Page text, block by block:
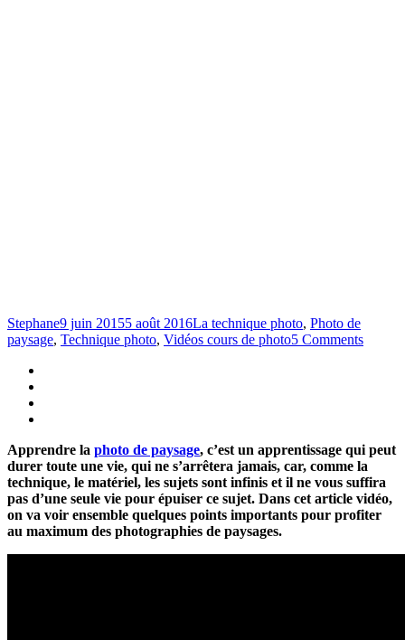
Stephane9 juin 20155 août 2016La technique photo, Photo de
paysage, Technique photo, Vidéos cours de photo5 Comments
Apprendre la photo de paysage, c’est un apprentissage qui peut
durer toute une vie, qui ne s’arrêtera jamais, car, comme la
technique, le matériel, les sujets sont infinis et il ne vous suffira
pas d’une seule vie pour épuiser ce sujet. Dans cet article vidéo,
on va voir ensemble quelques points importants pour profiter
au maximum des photographies de paysages.